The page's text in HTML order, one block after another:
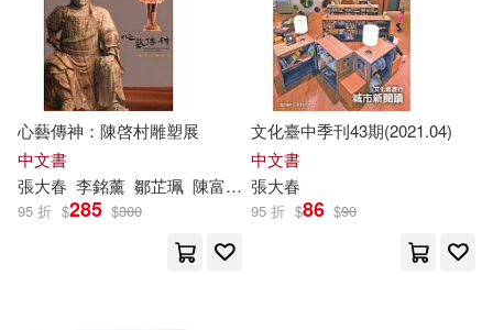
心藝傳神：陳啓村雕塑展
中文書
張大春 李銘薰 鄒芷珮 陳富滿 陳文進
95 折 $285 $300
文化臺中季刊43期(2021.04)
中文書
張大春
95 折 $86 $90